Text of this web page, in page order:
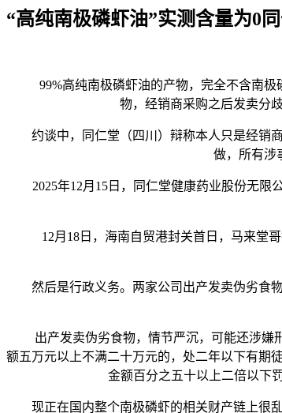
“高纯南极磷虾油”实测含量为0
99%高纯南极磷虾油的产物，完全不含南极
物，经销商采购之后发卖分
约谈中，同仁堂（四川）辩称本人只是经销商
做，所有涉
2025年12月15日，同仁堂健康药业股份无限公
12月18日，海南自贸港封关首日，马来堂哥
然后是行政义务。两家公司出产发卖伪劣食物
出产发卖伪劣食物，情节严沉，可能还涉嫌刑
额五万元以上不满二十万元的，处二年以下有
金额百分之五十以上二倍以下
现正在国内整个南极磷虾的相关财产链上很乱